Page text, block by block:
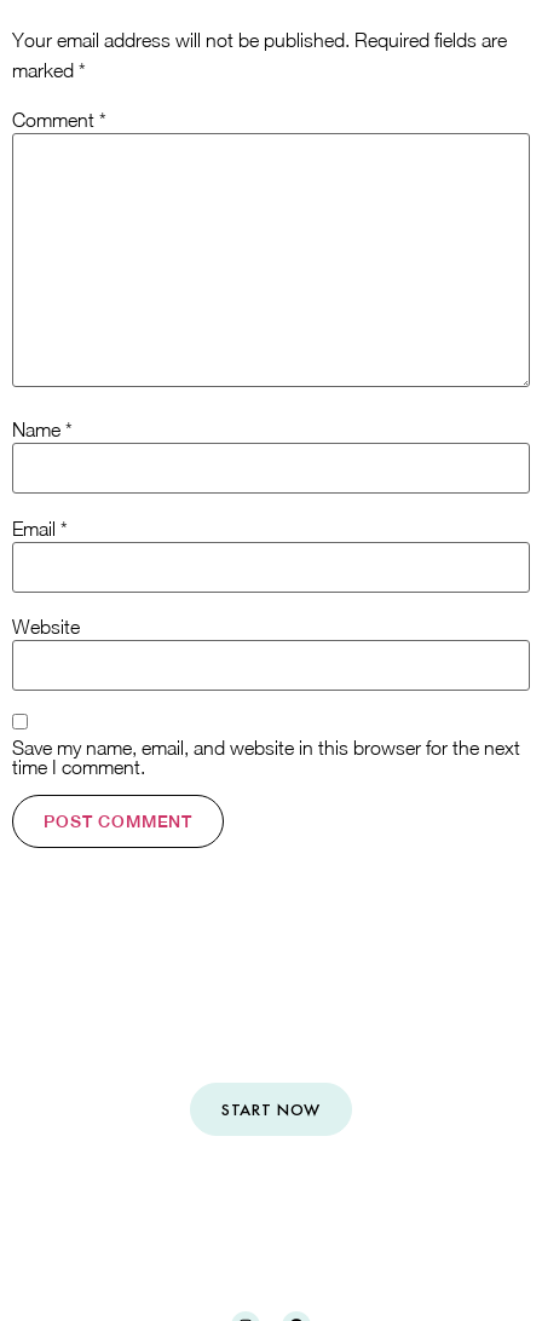
Your email address will not be published. Required fields are
marked *
Comment *
Name *
Email *
Website
Save my name, email, and website in this browser for the next
time I comment.
START NOW